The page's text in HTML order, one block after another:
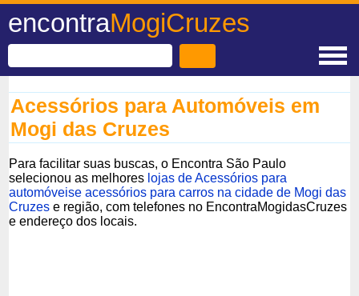
encontraMogiCruzes
Acessórios para Automóveis em
Mogi das Cruzes
Para facilitar suas buscas, o Encontra São Paulo
selecionou as melhores lojas de Acessórios para
automóveise acessórios para carros na cidade de Mogi das
Cruzes e região, com telefones no EncontraMogidasCruzes
e endereço dos locais.